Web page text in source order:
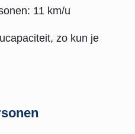
11 km/u
zo kun je